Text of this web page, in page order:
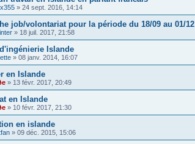
» 24 sept. 2016, 14:14
job/volontariat pour la période du 18/09 au 01/12
» 18 juil. 2017, 21:58
Islande
» 08 janv. 2014, 16:07
en Islande
» 13 févr. 2017, 20:49
en Islande
» 10 févr. 2017, 21:30
en islande
» 09 déc. 2015, 15:06